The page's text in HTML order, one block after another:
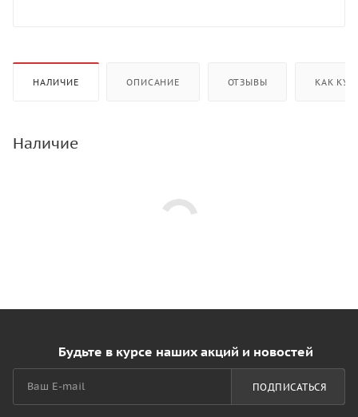
НАЛИЧИЕ ОПИСАНИЕ ОТЗЫВЫ КАК
Наличие
Будьте в курсе наших акций и новостей
ПОДПИСАТЬСЯ